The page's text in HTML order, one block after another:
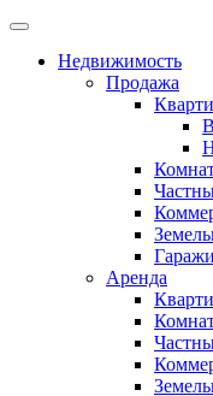
Недвижимость
Продажа
Гаражи
Аренда